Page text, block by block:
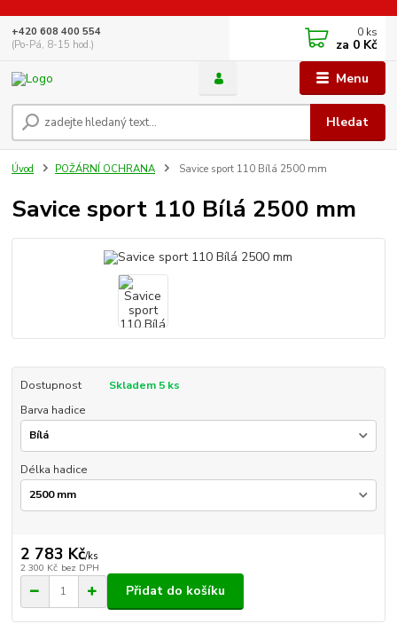
Menu
Hledat
+420 608 400 554
(Po-Pá, 8-15 hod.)
0 ks
za 0 Kč
Úvod POŽÁRNÍ OCHRANA Savice sport 110 Bílá 2500 mm
Savice sport 110 Bílá 2500 mm
Dostupnost
Skladem 5 ks
Barva hadice
Délka hadice
2 783 Kč/ks
2 300 Kč bez DPH
Přidat do košíku